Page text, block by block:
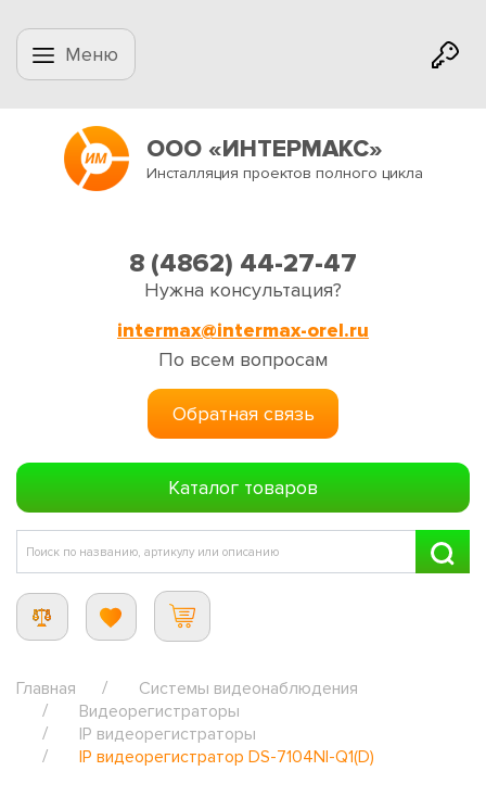
Меню
ООО «ИНТЕРМАКС»
Инсталляция проектов полного цикла
8 (4862) 44-27-47
Нужна консультация?
intermax@intermax-orel.ru
По всем вопросам
Обратная связь
Каталог товаров
Главная
Системы видеонаблюдения
Видеорегистраторы
IP видеорегистраторы
IP видеорегистратор DS-7104NI-Q1(D)